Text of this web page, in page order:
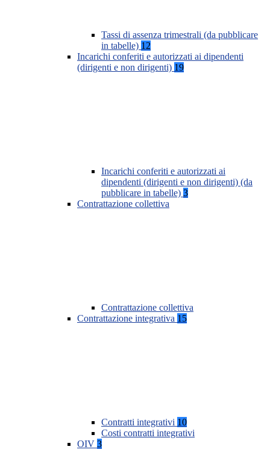
Tassi di assenza trimestrali (da pubblicare
in tabelle) 12
Incarichi conferiti e autorizzati ai dipendenti
(dirigenti e non dirigenti) 19
Incarichi conferiti e autorizzati ai
dipendenti (dirigenti e non dirigenti) (da
pubblicare in tabelle) 3
Contrattazione collettiva
Contrattazione collettiva
Contrattazione integrativa 15
Contratti integrativi 10
Costi contratti integrativi
OIV 3